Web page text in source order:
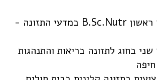
בעלת תואר ראשון B.Sc.Nutr במדעי התזונה -
בחוג לתזונה בריאות והתנהגות